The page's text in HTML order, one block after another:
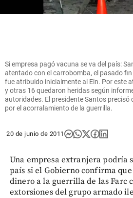
Si empresa pagó vacuna se va del país:
atentado con el carrobomba, el pasado
fue atribuido inicialmente al Eln. Por este
y otras 16 quedaron heridas según
autoridades. El presidente Santos precisó
por el acorralamiento de la guerrilla.
20 de junio de 2011
Una empresa extranjera podría
país si el Gobierno confirma que
dinero a la guerrilla de las Farc
extorsiones del grupo armado